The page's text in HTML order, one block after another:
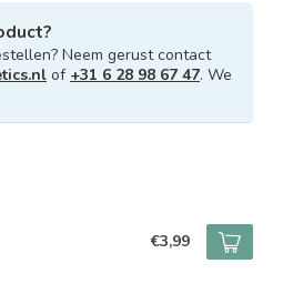
Neem gerust contact
of +31 6 28 98 67 47. We
€3,99